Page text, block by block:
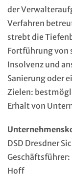
der
Verfahren
strebt die
Fortführung von
Insolvenz und
Sanierung oder
Zielen:
Erhalt von
DSD Dresdner
Geschäftsführer:
Hoff